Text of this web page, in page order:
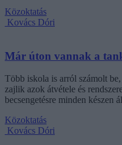
Közoktatás
Kovács Dóri
Már úton vannak a
Több iskola is arról számolt
zajlik azok átvétele és
becsengetésre minden készen
Közoktatás
Kovács Dóri